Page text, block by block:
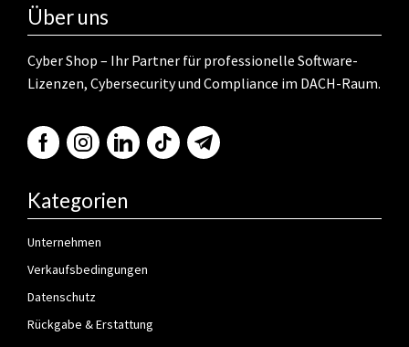
Über uns
Cyber Shop – Ihr Partner für professionelle Software-
Lizenzen, Cybersecurity und Compliance im DACH-Raum.
Kategorien
Unternehmen
Verkaufsbedingungen
Datenschutz
Rückgabe & Erstattung